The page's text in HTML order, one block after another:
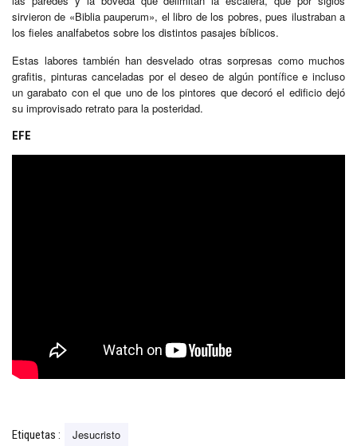
sirvieron de «Biblia pauperum», el libro de los pobres, pues ilustraban a
los fieles analfabetos sobre los distintos pasajes bíblicos.
Estas labores también han desvelado otras sorpresas como muchos
grafitis, pinturas canceladas por el deseo de algún pontífice e incluso
un garabato con el que uno de los pintores que decoró el edificio dejó
su improvisado retrato para la posteridad.
EFE
Etiquetas : Jesucristo